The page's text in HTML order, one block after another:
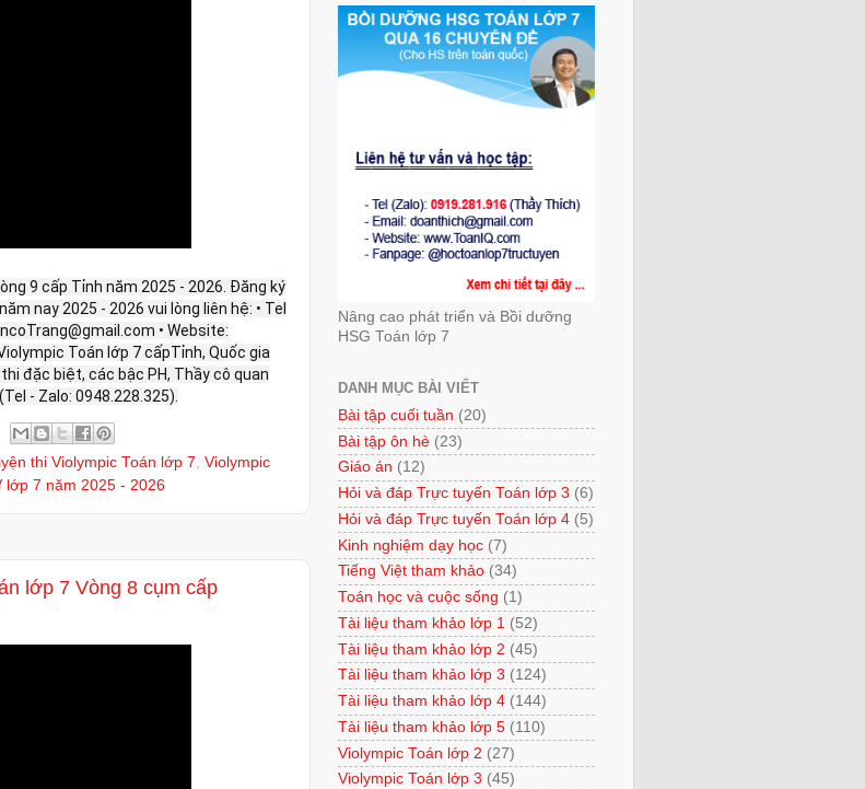
9 cấp Tỉnh năm 2025 - 2026. Đăng ký
nay 2025 - 2026 vui lòng liên hệ: • Tel
• Website:
Toán lớp 7 cấpTỉnh, Quốc gia
đặc biệt, các bậc PH, Thầy cô quan
- Zalo: 0948.228.325).
thi Violympic Toán lớp 7 Violympic
lớp 7 năm 2025 - 2026
lớp 7 Vòng 8 cụm cấp
Nâng cao phát triển và Bồi dưỡng
HSG Toán lớp 7
DANH MỤC BÀI VIẾT
Bài tập cuối tuần (20)
Bài tập ôn hè (23)
Giáo án (12)
Hỏi và đáp Trực tuyến Toán lớp 3 (6)
Hỏi và đáp Trực tuyến Toán lớp 4 (5)
Kinh nghiệm dạy học (7)
Tiếng Việt tham khảo (34)
Toán học và cuộc sống (1)
Tài liệu tham khảo lớp 1 (52)
Tài liệu tham khảo lớp 2 (45)
Tài liệu tham khảo lớp 3 (124)
Tài liệu tham khảo lớp 4 (144)
Tài liệu tham khảo lớp 5 (110)
Violympic Toán lớp 2 (27)
Violympic Toán lớp 3 (45)